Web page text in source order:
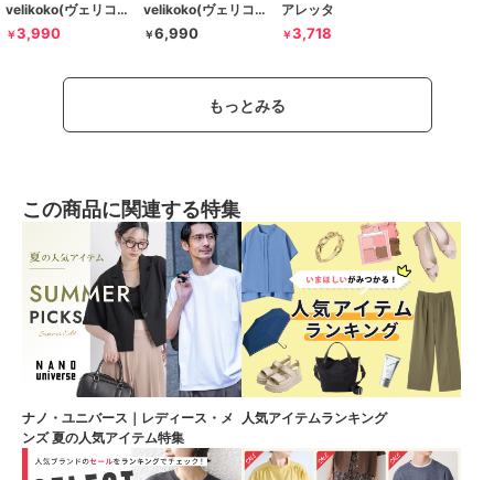
velikoko(ヴェリココ）
￥3,990
velikoko(ヴェリココ）
￥6,990
アレッタ
￥3,718
もっとみる
この商品に関連する特集
ナノ・ユニバース｜レディース・メ
ンズ 夏の人気アイテム特集
人気アイテムランキング